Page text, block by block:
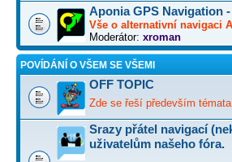
Aponia GPS Navigation
Vše o alternativní navigaci
Moderátor: xroman
POVÍDÁNÍ O VŠEM SE VŠEMI
OFF TOPIC
Zde se řeší především
Srazy přátel navigací
uživatelům našeho fóra.